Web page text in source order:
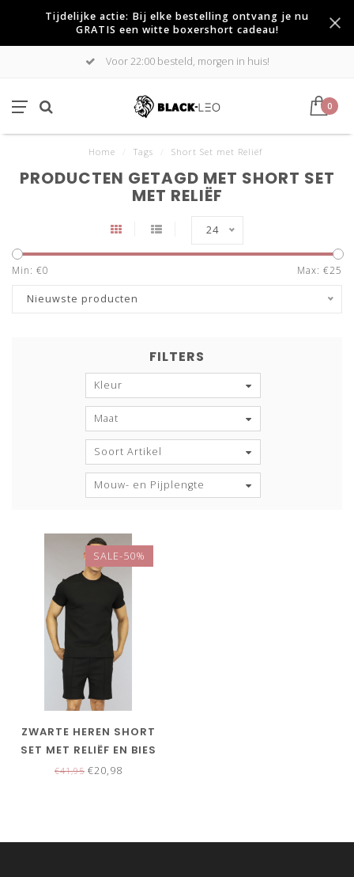
Tijdelijke actie: Bij elke bestelling ontvang je nu
GRATIS een witte boxershort cadeau!
Voor 22:00 besteld, morgen in huis!
0
Home Tags Short Set met Reliëf
PRODUCTEN GETAGD MET SHORT SET
MET RELIËF
24
Min: €0 Max: €25
Nieuwste producten
FILTERS
Kleur
Maat
Soort Artikel
Mouw- en Pijplengte
SALE-50%
ZWARTE HEREN SHORT
SET MET RELIËF EN BIES
€41,95 €20,98